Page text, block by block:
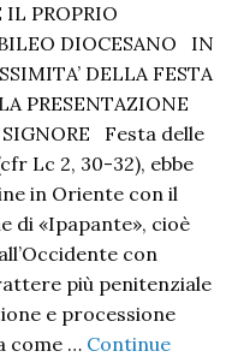
IL PROPRIO
DIOCESANO IN
DELLA FESTA
PRESENTAZIONE
SIGNORE Festa delle
Lc 2, 30-32), ebbe
in Oriente con il
di «Ipapante», cioè
con
più penitenziale
e processione
come … Continue